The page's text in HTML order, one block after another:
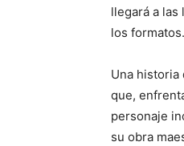
llegará a las
los formatos.
Una
que,
personaje
su obra